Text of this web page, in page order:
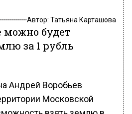
Автор: Татьяна Карташова
можно будет
за 1 рубль
Андрей Воробьев
Московской